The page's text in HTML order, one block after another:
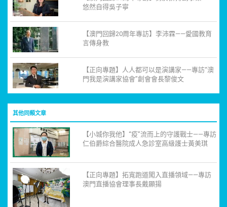
悠然自得吳子寧
【澳門回歸20周年專訪】李沛霖——愛國教育
言傳身教
【正向專題】人人都可以是演講家——專訪“澳
門我是演講家協會”創會會長黎俊文
其他同類文章
【小城你我他】“疫”流而上的守護戰士——專訪
仁伯爵綜合醫院成人急診室高級護士黃美琪
【正向專題】拓寬跑道闖入直播領域——專訪
澳門直播協會理事長戴顯揚